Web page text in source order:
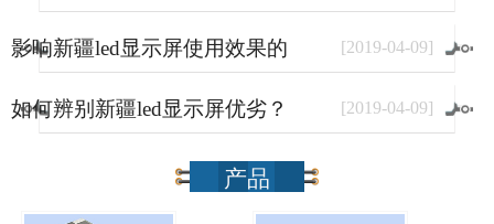
哪些？
影响新疆led显示屏使用效果的
因素有哪些？
[2019-04-09]
如何辨别新疆led显示屏优劣？ [2019-04-09]
产品